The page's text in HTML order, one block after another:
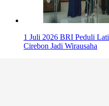
1 Juli 2026 BRI Peduli
Cirebon Jadi Wirausaha